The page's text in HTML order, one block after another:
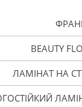
BEAUTY
ЛАМІНАТ НА